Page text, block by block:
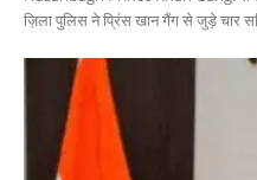
ज़िला पुलिस ने प्रिंस खान गैंग से जुड़े चार